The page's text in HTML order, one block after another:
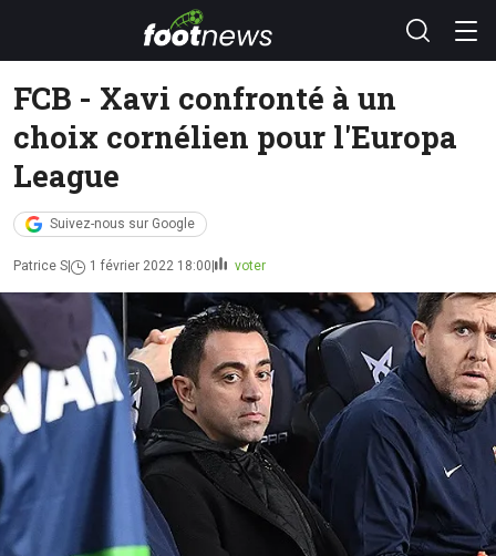
FCB - Xavi confronté à un
choix cornélien pour l'Europa
League
Suivez-nous sur Google
Patrice S 1 février 2022 18:00 voter